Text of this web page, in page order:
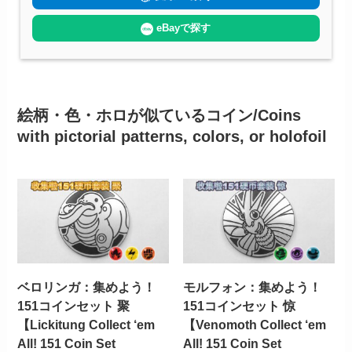
eBayで探す
絵柄・色・ホロが似ているコイン/Coins
with pictorial patterns, colors, or holofoil
ベロリンガ：集めよう！
151コインセット 聚
【Lickitung Collect ‘em
All! 151 Coin Set
モルフォン：集めよう！
151コインセット 惊
【Venomoth Collect ‘em
All! 151 Coin Set